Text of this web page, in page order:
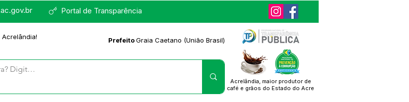
Portal de Transparência
PrefeitoGraia Caetano (União Brasil)
Acrelândia, maior produtor de
café e grãos do Estado do Acre